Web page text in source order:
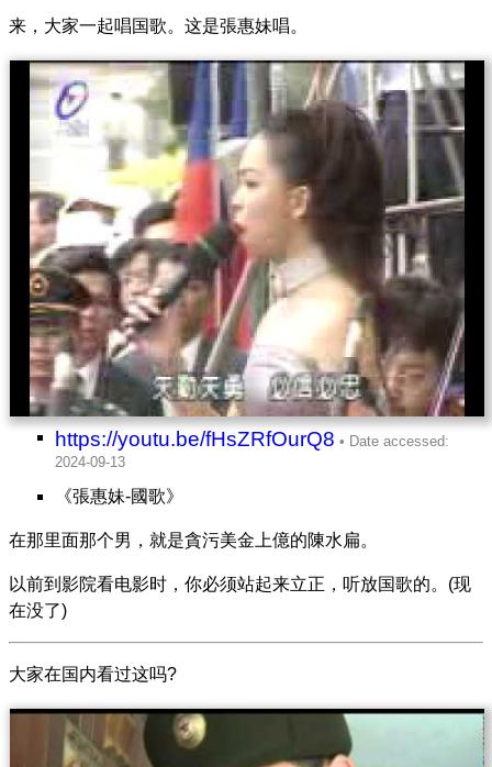
来，大家一起唱国歌。这是張惠妹唱。
https://youtu.be/fHsZRfOurQ8
《張惠妹-國歌》
在那里面那个男，就是貪污美金上億的陳水扁。
以前到影院看电影时，你必须站起来立正，听放国歌的。(现
在没了)
大家在国内看过这吗?